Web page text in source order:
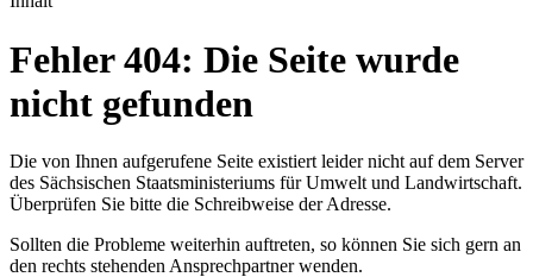
Fehler 404: Die Seite wurde
nicht gefunden
Die von Ihnen aufgerufene Seite existiert leider nicht auf dem Server
des Sächsischen Staatsministeriums für Umwelt und Landwirtschaft.
Überprüfen Sie bitte die Schreibweise der Adresse.
Sollten die Probleme weiterhin auftreten, so können Sie sich gern an
den rechts stehenden Ansprechpartner wenden.